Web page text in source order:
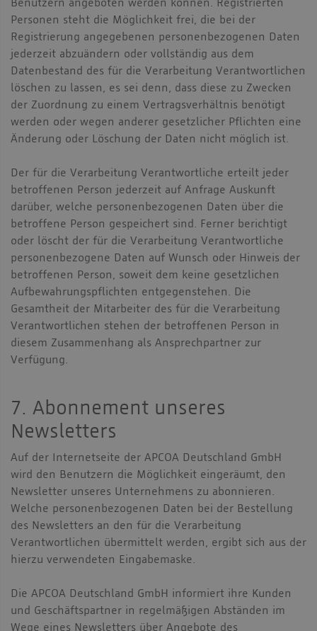
Benutzern angeboten werden können. Registrierten
Personen steht die Möglichkeit frei, die bei der
Registrierung angegebenen personenbezogenen Daten
jederzeit abzuändern oder vollständig aus dem
Datenbestand des für die Verarbeitung Verantwortlichen
löschen zu lassen, es sei denn, dass diese zu Zwecken
der Zuordnung zu einem Vertragsverhältnis benötigt
werden oder wegen anderer gesetzlicher Pflichten eine
Änderung oder Löschung der Daten nicht möglich ist.
Der für die Verarbeitung Verantwortliche erteilt jeder
betroffenen Person jederzeit auf Anfrage Auskunft
darüber, welche personenbezogenen Daten über die
betroffene Person gespeichert sind. Ferner berichtigt
oder löscht der für die Verarbeitung Verantwortliche
personenbezogene Daten auf Wunsch oder Hinweis der
betroffenen Person, soweit dem keine gesetzlichen
Aufbewahrungspflichten entgegenstehen. Die
Gesamtheit der Mitarbeiter des für die Verarbeitung
Verantwortlichen stehen der betroffenen Person in
diesem Zusammenhang als Ansprechpartner zur
Verfügung.
7. Abonnement unseres
Newsletters
Auf der Internetseite der APCOA Deutschland GmbH
wird den Benutzern die Möglichkeit eingeräumt, den
Newsletter unseres Unternehmens zu abonnieren.
Welche personenbezogenen Daten bei der Bestellung
des Newsletters an den für die Verarbeitung
Verantwortlichen übermittelt werden, ergibt sich aus der
hierzu verwendeten Eingabemaske.
Die APCOA Deutschland GmbH informiert ihre Kunden
und Geschäftspartner in regelmäßigen Abständen im
Wege eines Newsletters über Angebote des